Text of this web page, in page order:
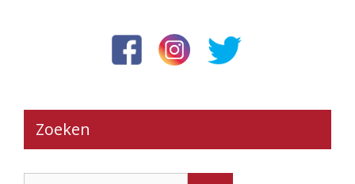
Zoeken